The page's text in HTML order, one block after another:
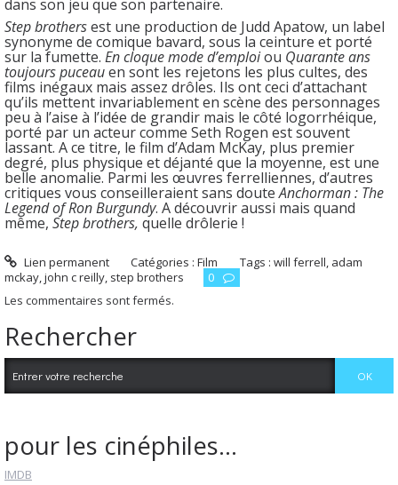
dans son jeu que son partenaire.
Step brothersest une production de Judd Apatow, un label
synonyme de comique bavard, sous la ceinture et porté
sur la fumette. En cloque mode d’emploiou Quarante ans
toujours puceauen sont les rejetons les plus cultes, des
films inégaux mais assez drôles. Ils ont ceci d’attachant
qu’ils mettent invariablement en scène des personnages
peu à l’aise à l’idée de grandir mais le côté logorrhéique,
porté par un acteur comme Seth Rogen est souvent
lassant. A ce titre, le film d’Adam McKay, plus premier
degré, plus physique et déjanté que la moyenne, est une
belle anomalie. Parmi les œuvres ferrelliennes, d’autres
critiques vous conseilleraient sans douteAnchorman : The
Legend of Ron Burgundy. A découvrir aussi mais quand
même, Step brothers, quelle drôlerie !
Lien permanent Catégories :Film Tags :will ferrell, adam
mckay,john c reilly, step brothers
0
Les commentaires sont fermés.
Rechercher
pour les cinéphiles...
IMDB